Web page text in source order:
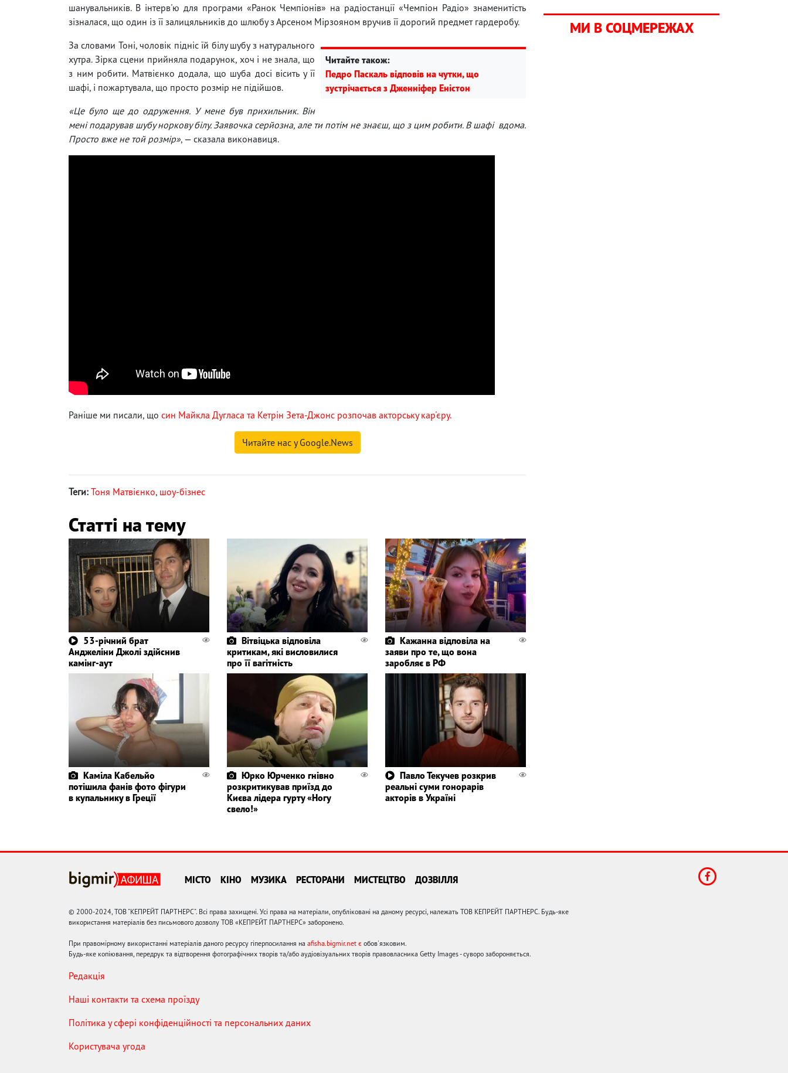
шанувальників. В інтерв'ю для програми «Ранок Чемпіонів» на радіостанції «Чемпіон Радіо» знаменитість
зізналася, що один із її залицяльників до шлюбу з Арсеном Мірзояном вручив її дорогий предмет гардеробу.
Читайте також:
Педро Паскаль відповів на чутки, що
зустрічається з Дженніфер Еністон
За словами Тоні, чоловік підніс їй білу шубу з натурального
хутра. Зірка сцени прийняла подарунок, хоч і не знала, що
з ним робити. Матвієнко додала, що шуба досі вісить у її
шафі, і пожартувала, що просто розмір не підійшов.
«Це було ще до одруження. У мене був прихильник. Він
мені подарував шубу норкову білу. Заявочка серйозна, але ти потім не знаєш, що з цим робити. В шафі вдома.
Просто вже не той розмір», — сказала виконавиця.
Раніше ми писали, що син Майкла Дугласа та Кетрін Зета-Джонс розпочав акторську кар'єру.
Читайте нас у Google.News
Теги: Тоня Матвієнко, шоу-бізнес
Статті на тему
53-річний брат
Анджеліни Джолі здійснив
камінг-аут
Вітвіцька відповіла
критикам, які висловилися
про її вагітність
Кажанна відповіла на
заяви про те, що вона
заробляє в РФ
Каміла Кабельйо
потішила фанів фото фігури
в купальнику в Греції
Юрко Юрченко гнівно
розкритикував приїзд до
Києва лідера гурту «Ногу
свело!»
Павло Текучев розкрив
реальні суми гонорарів
акторів в Україні
МИ В СОЦМЕРЕЖАХ
МІСТО КІНО МУЗИКА РЕСТОРАНИ МИСТЕЦТВО ДОЗВІЛЛЯ
© 2000-2024, ТОВ "КЕПРЕЙТ ПАРТНЕРС". Всі права захищені. Усі права на матеріали, опубліковані на даному ресурсі, належать ТОВ КЕПРЕЙТ ПАРТНЕРС. Будь-яке
використання матеріалів без письмового дозволу ТОВ «КЕПРЕЙТ ПАРТНЕРС» заборонено.
При правомірному використанні матеріалів даного ресурсу гіперпосилання на afisha.bigmir.net є обов'язковим.
Будь-яке копіювання, передрук та відтворення фотографічних творів та/або аудіовізуальних творів правовласника Getty Images - суворо забороняється.
Редакція
Наші контакти та схема проїзду
Політика у сфері конфіденційності та персональних даних
Користувача угода